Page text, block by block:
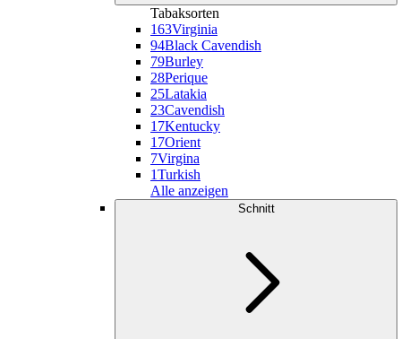
Tabaksorten
163Virginia
94Black Cavendish
79Burley
28Perique
25Latakia
23Cavendish
17Kentucky
17Orient
7Virgina
1Turkish
Alle anzeigen
Schnitt